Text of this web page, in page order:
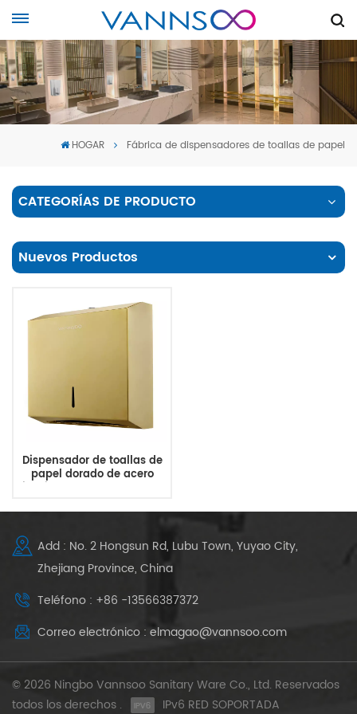
HOGAR Fábrica de dispensadores de toallas de papel
CATEGORÍAS DE PRODUCTO
Nuevos Productos
Dispensador de toallas de
papel dorado de acero
inoxidable montado en la
Add : No. 2 Hongsun Rd, Lubu Town, Yuyao City,
Zhejiang Province, China
Teléfono : +86 -13566387372
Correo electrónico : elmagao@vannsoo.com
© 2026 Ningbo Vannsoo Sanitary Ware Co., Ltd. Reservados
todos los derechos .
IPv6 RED SOPORTADA